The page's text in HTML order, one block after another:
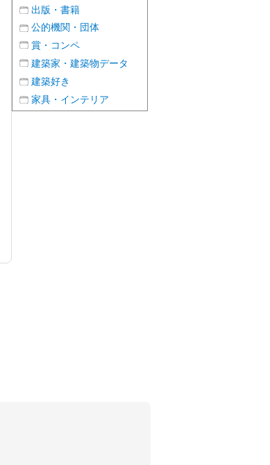
出版・書籍
公的機関・団体
賞・コンペ
建築家・建築物データ
建築好き
家具・インテリア